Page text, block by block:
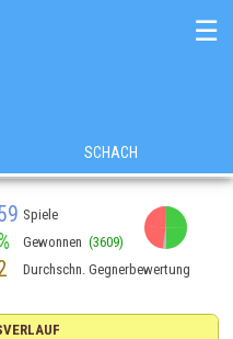
☰
SCHACH
Spiele
Gewonnen (3609)
Durchschn. Gegnerbewertung